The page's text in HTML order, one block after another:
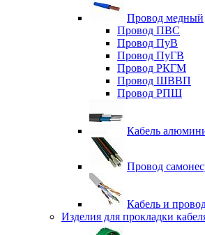
Провод медный
Провод ПВС
Провод ПуВ
Провод ПуГВ
Провод РКГМ
Провод ШВВП
Провод РПШ
Кабель
Провод
Кабель и
Изделия для прокладки